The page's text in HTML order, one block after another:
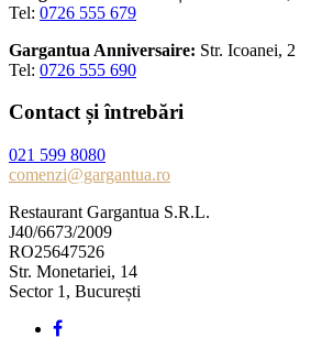
Tel: 0726 555 679
Gargantua Anniversaire: Str. Icoanei, 2
Tel: 0726 555 690
Contact și întrebări
021 599 8080
comenzi@gargantua.ro
Restaurant Gargantua S.R.L.
J40/6673/2009
RO25647526
Str. Monetariei, 14
Sector 1, București